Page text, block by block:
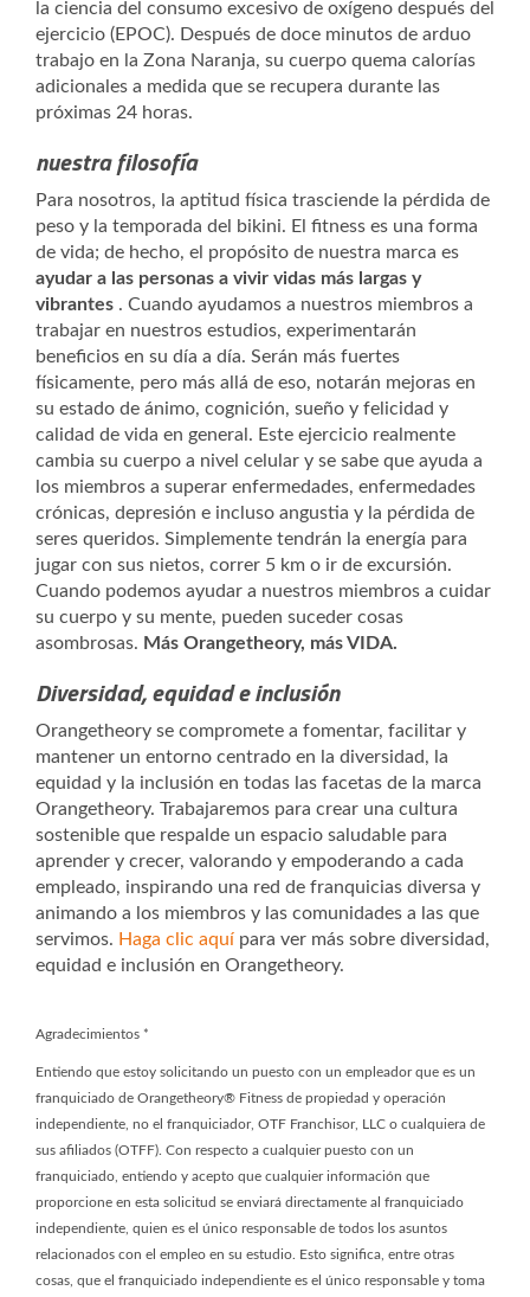
la ciencia del consumo excesivo de oxígeno después del
ejercicio (EPOC). Después de doce minutos de arduo
trabajo en la Zona Naranja, su cuerpo quema calorías
adicionales a medida que se recupera durante las
próximas 24 horas.
nuestra filosofía
Para nosotros, la aptitud física trasciende la pérdida de
peso y la temporada del bikini. El fitness es una forma
de vida; de hecho, el propósito de nuestra marca es
ayudar a las personas a vivir vidas más largas y
vibrantes . Cuando ayudamos a nuestros miembros a
trabajar en nuestros estudios, experimentarán
beneficios en su día a día. Serán más fuertes
físicamente, pero más allá de eso, notarán mejoras en
su estado de ánimo, cognición, sueño y felicidad y
calidad de vida en general. Este ejercicio realmente
cambia su cuerpo a nivel celular y se sabe que ayuda a
los miembros a superar enfermedades, enfermedades
crónicas, depresión e incluso angustia y la pérdida de
seres queridos. Simplemente tendrán la energía para
jugar con sus nietos, correr 5 km o ir de excursión.
Cuando podemos ayudar a nuestros miembros a cuidar
su cuerpo y su mente, pueden suceder cosas
asombrosas. Más Orangetheory, más VIDA.
Diversidad, equidad e inclusión
Orangetheory se compromete a fomentar, facilitar y
mantener un entorno centrado en la diversidad, la
equidad y la inclusión en todas las facetas de la marca
Orangetheory. Trabajaremos para crear una cultura
sostenible que respalde un espacio saludable para
aprender y crecer, valorando y empoderando a cada
empleado, inspirando una red de franquicias diversa y
animando a los miembros y las comunidades a las que
servimos. Haga clic aquí para ver más sobre diversidad,
equidad e inclusión en Orangetheory.
Agradecimientos *
Entiendo que estoy solicitando un puesto con un empleador que es un
franquiciado de Orangetheory® Fitness de propiedad y operación
independiente, no el franquiciador, OTF Franchisor, LLC o cualquiera de
sus afiliados (OTFF). Con respecto a cualquier puesto con un
franquiciado, entiendo y acepto que cualquier información que
proporcione en esta solicitud se enviará directamente al franquiciado
independiente, quien es el único responsable de todos los asuntos
relacionados con el empleo en su estudio. Esto significa, entre otras
cosas, que el franquiciado independiente es el único responsable y toma